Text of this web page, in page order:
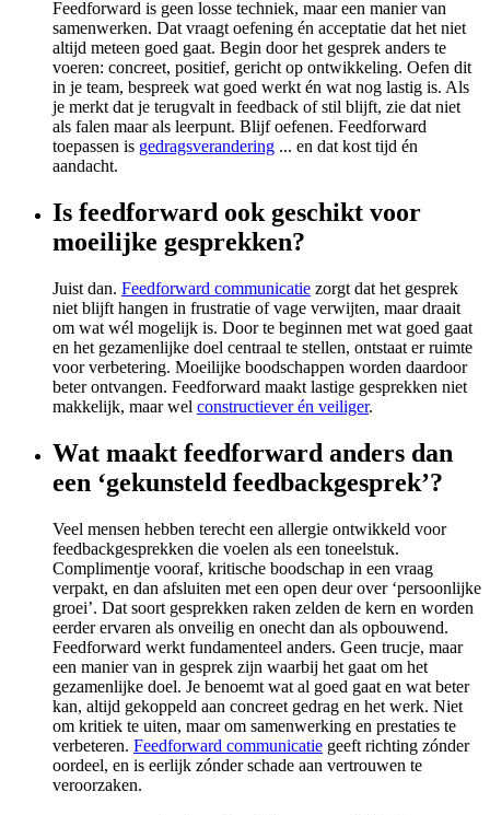
Feedforward is geen losse techniek, maar een manier van
samenwerken. Dat vraagt oefening én acceptatie dat het niet
altijd meteen goed gaat. Begin door het gesprek anders te
voeren: concreet, positief, gericht op ontwikkeling. Oefen dit
in je team, bespreek wat goed werkt én wat nog lastig is. Als
je merkt dat je terugvalt in feedback of stil blijft, zie dat niet
als falen maar als leerpunt. Blijf oefenen. Feedforward
toepassen is gedragsverandering ... en dat kost tijd én
aandacht.
Is feedforward ook geschikt voor
moeilijke gesprekken?
Juist dan. Feedforward communicatie zorgt dat het gesprek
niet blijft hangen in frustratie of vage verwijten, maar draait
om wat wél mogelijk is. Door te beginnen met wat goed gaat
en het gezamenlijke doel centraal te stellen, ontstaat er ruimte
voor verbetering. Moeilijke boodschappen worden daardoor
beter ontvangen. Feedforward maakt lastige gesprekken niet
makkelijk, maar wel constructiever én veiliger.
Wat maakt feedforward anders dan
een ‘gekunsteld feedbackgesprek’?
Veel mensen hebben terecht een allergie ontwikkeld voor
feedbackgesprekken die voelen als een toneelstuk.
Complimentje vooraf, kritische boodschap in een vraag
verpakt, en dan afsluiten met een open deur over ‘persoonlijke
groei’. Dat soort gesprekken raken zelden de kern en worden
eerder ervaren als onveilig en onecht dan als opbouwend.
Feedforward werkt fundamenteel anders. Geen trucje, maar
een manier van in gesprek zijn waarbij het gaat om het
gezamenlijke doel. Je benoemt wat al goed gaat en wat beter
kan, altijd gekoppeld aan concreet gedrag en het werk. Niet
om kritiek te uiten, maar om samenwerking en prestaties te
verbeteren. Feedforward communicatie geeft richting zónder
oordeel, en is eerlijk zónder schade aan vertrouwen te
veroorzaken.